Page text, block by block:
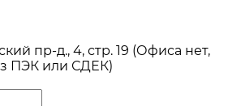
пр-д., 4, стр. 19 (Офиса нет,
ПЭК или СДЕК)